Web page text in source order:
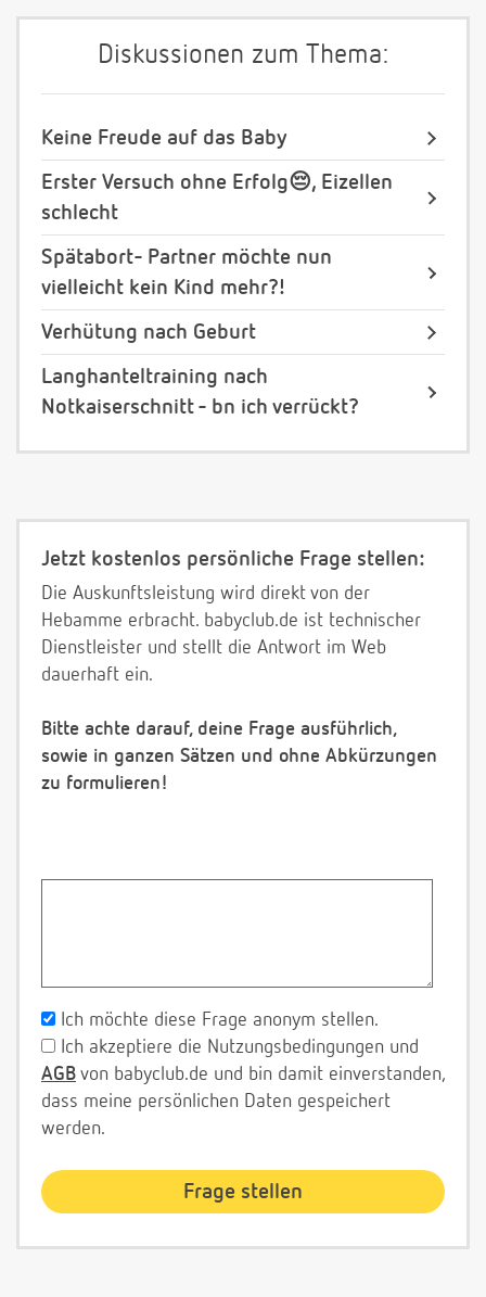
Diskussionen zum Thema:
Keine Freude auf das Baby
Erster Versuch ohne Erfolg😔, Eizellen
schlecht
Spätabort- Partner möchte nun
vielleicht kein Kind mehr?!
Verhütung nach Geburt
Langhanteltraining nach
Notkaiserschnitt - bn ich verrückt?
Jetzt kostenlos persönliche Frage stellen:
Die Auskunftsleistung wird direkt von der
Hebamme erbracht. babyclub.de ist technischer
Dienstleister und stellt die Antwort im Web
dauerhaft ein.
Bitte achte darauf, deine Frage ausführlich,
sowie in ganzen Sätzen und ohne Abkürzungen
zu formulieren!
Ich möchte diese Frage anonym stellen.
Ich akzeptiere die Nutzungsbedingungen und
AGB von babyclub.de und bin damit einverstanden,
dass meine persönlichen Daten gespeichert
werden.